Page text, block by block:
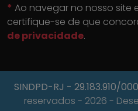
* Ao navegar no nosso site
certifique-se de que
de privacidade.
SINDPD-RJ - 29.183.910/
reservados - 2026 -